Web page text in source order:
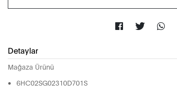
Detaylar
Mağaza Ürünü
6HC02SG02310D701S